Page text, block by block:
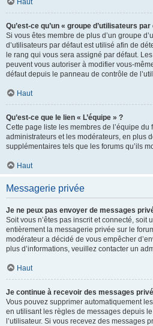
Haut
Qu’est-ce qu’un « groupe d’utilisateurs
Si vous êtes membre de plus d’un groupe
d’utilisateurs par défaut est utilisé afin de
le rang qui vous sera assigné par défaut.
peuvent vous autoriser à modifier vous-
défaut depuis le panneau de contrôle de
Haut
Qu’est-ce que le lien « L’équipe » ?
Cette page liste les membres de l’équipe du
administrateurs et les modérateurs, en plus
supplémentaires tels que les forums qu’ils
Haut
Messagerie privée
Je ne peux pas envoyer de messages
Soit vous n’êtes pas inscrit et connecté, soit
entièrement la messagerie privée sur le
modérateur a décidé de vous empêcher
plus d’informations, veuillez contacter un
Haut
Je continue à recevoir des messages
Vous pouvez supprimer automatiquement
en utilisant les règles de messages depuis
l’utilisateur. Si vous recevez des messages